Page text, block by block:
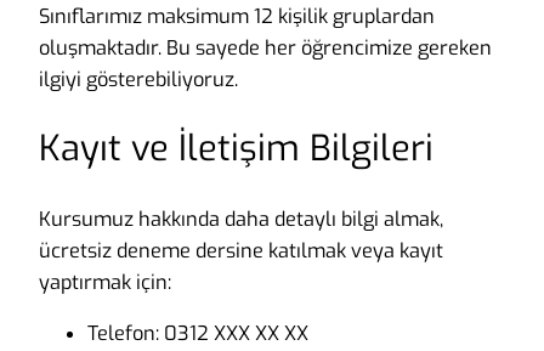
Sınıflarımız maksimum 12 kişilik gruplardan
oluşmaktadır. Bu sayede her öğrencimize gereken
ilgiyi gösterebiliyoruz.
Kayıt ve İletişim Bilgileri
Kursumuz hakkında daha detaylı bilgi almak,
ücretsiz deneme dersine katılmak veya kayıt
yaptırmak için:
Telefon: 0312 XXX XX XX